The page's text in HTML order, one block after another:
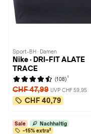
Sport-BH · Damen
Nike · DRI-FIT ALATE
TRACE
(108) 1
CHF 47,99 UVP CHF 59,95
CHF 40,79
Sale
Nachhaltig
-15% extra²